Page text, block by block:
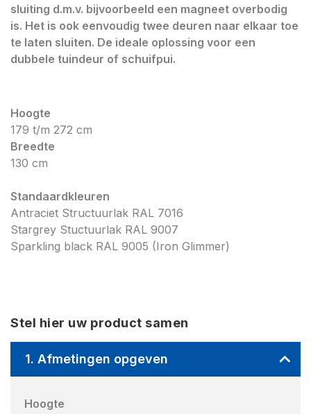
sluiting d.m.v. bijvoorbeeld een magneet overbodig
is. Het is ook eenvoudig twee deuren naar elkaar toe
te laten sluiten. De ideale oplossing voor een
dubbele tuindeur of schuifpui.
Hoogte
179 t/m 272 cm
Breedte
130 cm
Standaardkleuren
Antraciet Structuurlak RAL 7016
Stargrey Stuctuurlak RAL 9007
Sparkling black RAL 9005 (Iron Glimmer)
Stel hier uw product samen
1. Afmetingen opgeven
Hoogte